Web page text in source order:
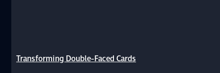
Transforming Double-Faced Cards